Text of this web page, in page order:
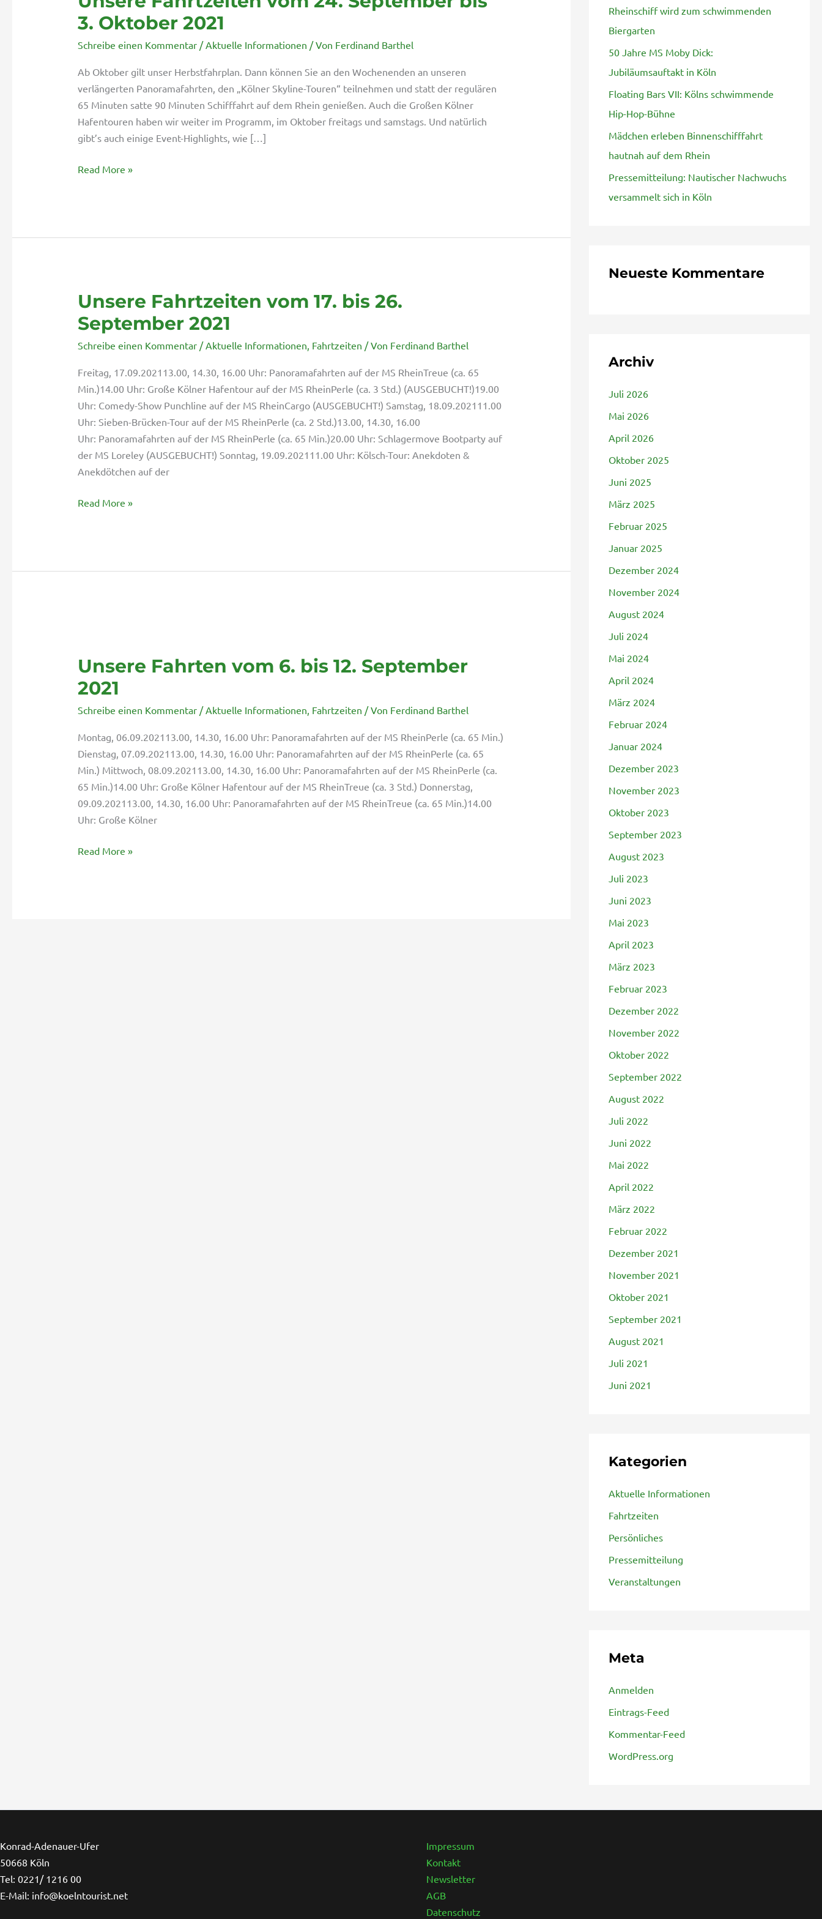
3. Oktober 2021
Schreibe einen Kommentar / Aktuelle Informationen / Von Ferdinand Barthel
Ab Oktober gilt unser Herbstfahrplan. Dann können Sie an den Wochenenden an unseren
verlängerten Panoramafahrten, den „Kölner Skyline-Touren“ teilnehmen und statt der regulären
65 Minuten satte 90 Minuten Schifffahrt auf dem Rhein genießen. Auch die Großen Kölner
Hafentouren haben wir weiter im Programm, im Oktober freitags und samstags. Und natürlich
gibt’s auch einige Event-Highlights, wie […]
Fahrtzeiten
vom
24.
bis
3.
Oktober
2021
Read More »
Unsere Fahrtzeiten vom 17. bis 26.
September 2021
Schreibe einen Kommentar / Aktuelle Informationen Fahrtzeiten / Von Ferdinand Barthel
Freitag, 17.09.202113.00, 14.30, 16.00 Uhr: Panoramafahrten auf der MS RheinTreue (ca. 65
Min.)14.00 Uhr: Große Kölner Hafentour auf der MS RheinPerle (ca. 3 Std.) (AUSGEBUCHT!)19.00
Uhr: Comedy-Show Punchline auf der MS RheinCargo (AUSGEBUCHT!) Samstag, 18.09.202111.00
Uhr: Sieben-Brücken-Tour auf der MS RheinPerle (ca. 2 Std.)13.00, 14.30, 16.00
Uhr: Panoramafahrten auf der MS RheinPerle (ca. 65 Min.)20.00 Uhr: Schlagermove Bootparty auf
der MS Loreley (AUSGEBUCHT!) Sonntag, 19.09.202111.00 Uhr: Kölsch-Tour: Anekdoten &
Anekdötchen auf der
Unsere
Fahrtzeiten
vom
17.
26.
September
2021
Read More »
Unsere Fahrten vom 6. bis 12. September
2021
Schreibe einen Kommentar / Aktuelle Informationen Fahrtzeiten / Von Ferdinand Barthel
Montag, 06.09.202113.00, 14.30, 16.00 Uhr: Panoramafahrten auf der MS RheinPerle (ca. 65 Min.)
Dienstag, 07.09.202113.00, 14.30, 16.00 Uhr: Panoramafahrten auf der MS RheinPerle (ca. 65
Min.) Mittwoch, 08.09.202113.00, 14.30, 16.00 Uhr: Panoramafahrten auf der MS RheinPerle (ca.
65 Min.)14.00 Uhr: Große Kölner Hafentour auf der MS RheinTreue (ca. 3 Std.) Donnerstag,
09.09.202113.00, 14.30, 16.00 Uhr: Panoramafahrten auf der MS RheinTreue (ca. 65 Min.)14.00
Uhr: Große Kölner
vom
6.
bis
12.
Read More »
n
a
c
h
:
Rheinschiff wird zum schwimmenden
Biergarten
50 Jahre MS Moby Dick:
Jubiläumsauftakt in Köln
Floating Bars VII: Kölns schwimmende
Hip-Hop-Bühne
Mädchen erleben Binnenschifffahrt
hautnah auf dem Rhein
Pressemitteilung: Nautischer Nachwuchs
versammelt sich in Köln
Neueste Kommentare
Archiv
Juli 2026
Mai 2026
April 2026
Oktober 2025
Juni 2025
März 2025
Februar 2025
Januar 2025
Dezember 2024
November 2024
August 2024
Juli 2024
Mai 2024
April 2024
März 2024
Februar 2024
Januar 2024
Dezember 2023
November 2023
Oktober 2023
September 2023
August 2023
Juli 2023
Juni 2023
Mai 2023
April 2023
März 2023
Februar 2023
Dezember 2022
November 2022
Oktober 2022
September 2022
August 2022
Juli 2022
Juni 2022
Mai 2022
April 2022
März 2022
Februar 2022
Dezember 2021
November 2021
Oktober 2021
September 2021
August 2021
Juli 2021
Juni 2021
Kategorien
Aktuelle Informationen
Fahrtzeiten
Persönliches
Pressemitteilung
Veranstaltungen
Meta
Anmelden
Eintrags-Feed
Kommentar-Feed
WordPress.org
Konrad-Adenauer-Ufer
50668 Köln
Tel: 0221/ 1216 00
E-Mail: info@koelntourist.net
Impressum
Kontakt
Newsletter
AGB
Datenschutz